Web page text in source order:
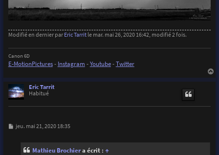
Modifié en dernier par Eric Tarritle mar. mai 26, 2020 16:42, modifié 2 fois.
Canon 6D
E-MotionPictures- Instagram -Youtube-Twitter
Eric Tarrit
Habitué
M
jeu. mai 21, 2020 18:35
Mathieu Brochiera écrit : ↑